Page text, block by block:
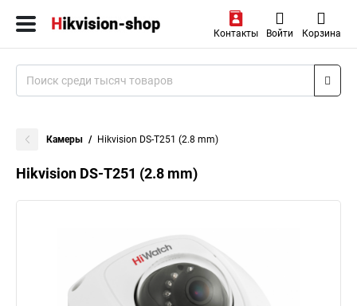
Контакты Войти Корзина
Камеры Hikvision DS-T251 (2.8 mm)
Hikvision DS-T251 (2.8 mm)